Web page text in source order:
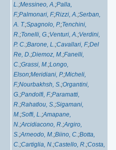
L.;Messineo, A.;Palla,
F.;Palmonari, F.;Rizzi, A.;Serban,
A. T.;Spagnolo, P.;Tenchini,
R.;Tonelli, G.;Venturi, A.;Verdini,
P. C.;Barone, L.;Cavallari, F.;Del
Re, D.;Diemoz, M.;Fanelli,
C.;Grassi, M.;Longo,
Elson;Meridiani, P.;Micheli,
F.;Nourbakhsh, S.;Organtini,
G.;Pandolfi, F.;Paramatti,
R.;Rahatlou, S.;Sigamani,
M.;Soffi, L.;Amapane,
N.;Arcidiacono, R.;Argiro,
S.;Arneodo, M.;Biino, C.;Botta,
C.;Cartiglia, N.;Castello, R.;Costa,